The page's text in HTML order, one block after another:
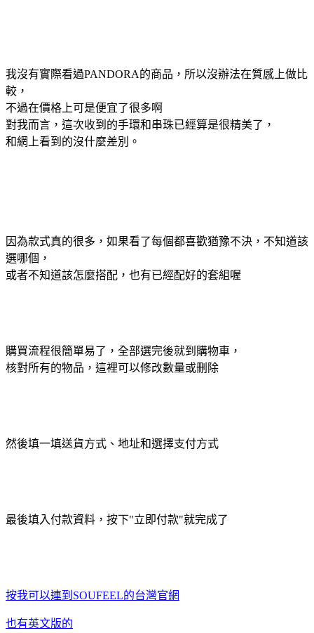
我沒有實際看過PANDORA的商品，所以沒辦法在質感上做比
較，
不過在價格上可是便宜了很多啊
對我而言，這次收到的手環和串珠已經算是很精美了，
和網上看到的沒什麼差別。
因為款式真的很多，如果看了每個都喜歡猶豫不決，不知道該
選哪個，
或者不知道該怎麼搭配，也有已經配好的套組喔
購買流程很簡單易了，全部選完後就到購物車，
核對所有的物品，這裡可以修改數量或刪除
然後填一填送貨方式、地址和選擇支付方式
最後填入付款資料，按下"立即付款"就完成了
按我可以連到SOUFEEL的台灣官網
也有英文版的